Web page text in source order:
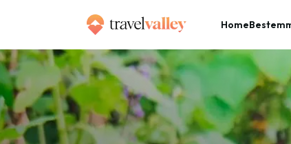
Home
Home »